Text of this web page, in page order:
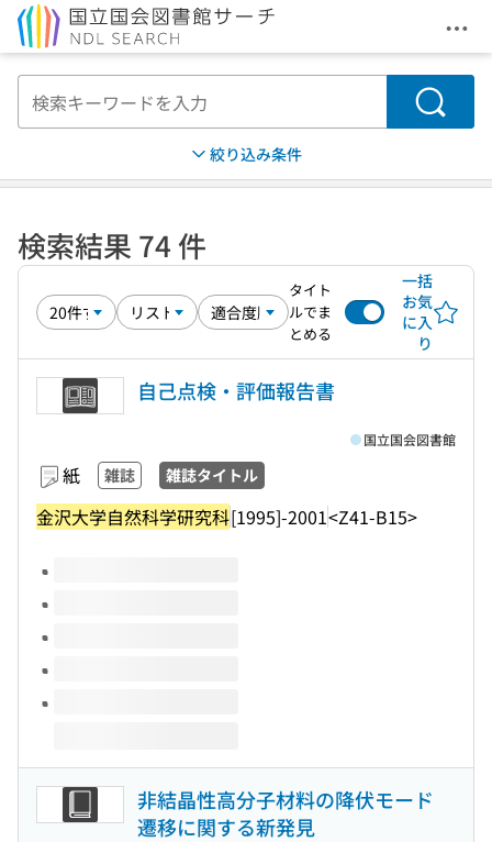
メ
検索
絞り込み条件
検索結果 74 件
タイト
ルでま
とめる
一括
お気
に入
り
自己点検・評価報告書
紙 雑誌 雑誌タイトル
金沢大学自然科学研究科[1995]-2001<Z41-B15>
国立国会図書館
このタイトルの巻号
非結晶性高分子材料の降伏モード
遷移に関する新発見